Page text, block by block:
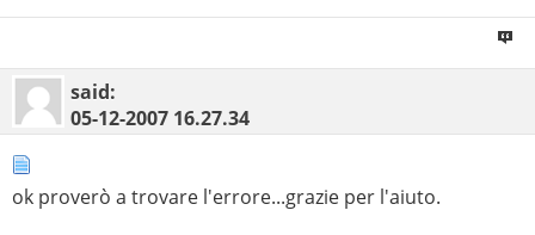
said:
05-12-2007 16.27.34
ok proverò a trovare l'errore...grazie per l'aiuto.